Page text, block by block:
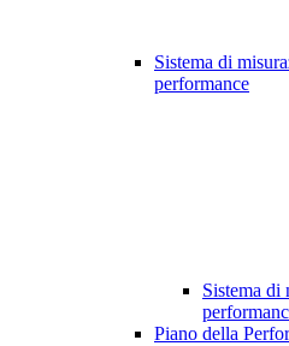
Sistema di
performance
Sistema di
Piano della